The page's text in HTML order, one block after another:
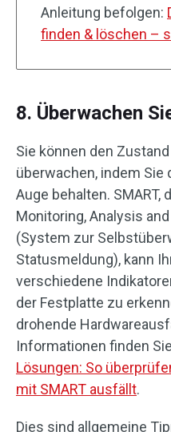
Anleitung befolgen:
finden & löschen –
8. Überwachen
Sie können den
überwachen, indem Sie
Auge behalten.
Monitoring, Analysis
(System zur
Statusmeldung), kann
verschiedene
der Festplatte zu
drohende
Informationen finden
Lösungen: So
mit SMART ausfällt.
Dies sind allgemeine